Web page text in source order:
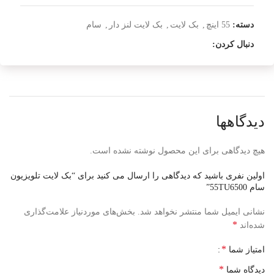
دسته: 55 اینچ بک لایت بک لایت لنز دار سام
دنبال کردن:
دیدگاهها
هیچ دیدگاهی برای این محصول نوشته نشده است.
اولین نفری باشید که دیدگاهی را ارسال می کنید برای “بک لایت تلویزیون
سام 55TU6500”
نشانی ایمیل شما منتشر نخواهد شد.
بخش‌های موردنیاز علامت‌گذاری
شده‌اند *
امتیاز شما *
دیدگاه شما *